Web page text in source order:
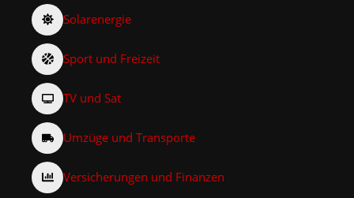
Solarenergie
Sport und Freizeit
TV und Sat
Umzüge und Transporte
Versicherungen und Finanzen